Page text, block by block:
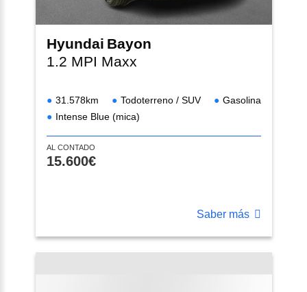
Hyundai Bayon
1.2 MPI Maxx
31.578km Todoterreno / SUV
Gasolina
Intense Blue (mica)
AL CONTADO
15.600€
Saber más